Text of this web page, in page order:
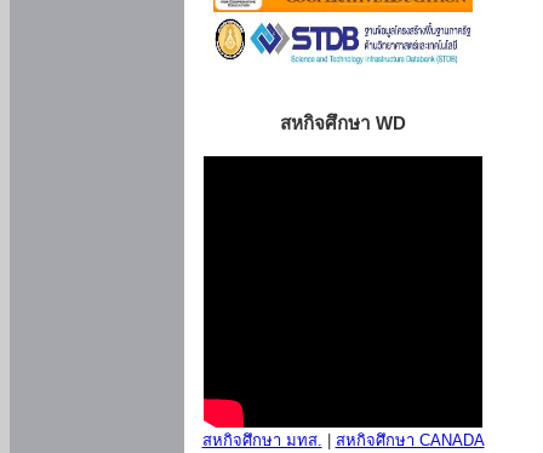
สหกิจศึกษา WD
สหกิจศึกษา มทส.
สหกิจศึกษา CANADA